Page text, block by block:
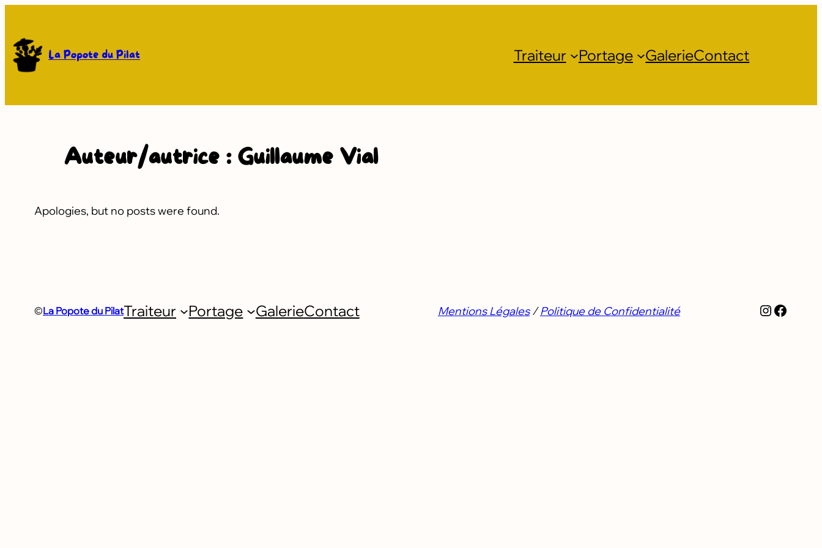
contenu La Popote du Pilat Traiteur Portage GalerieContact
Auteur/autrice : Guillaume Vial
Apologies, but no posts were found.
©La Popote du PilatTraiteur Portage GalerieContact Mentions Légales/Politique de Confidentialité